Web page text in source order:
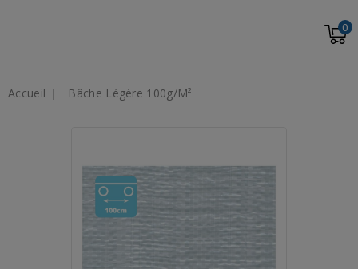
0
Accueil Bâche Légère 100g/m²